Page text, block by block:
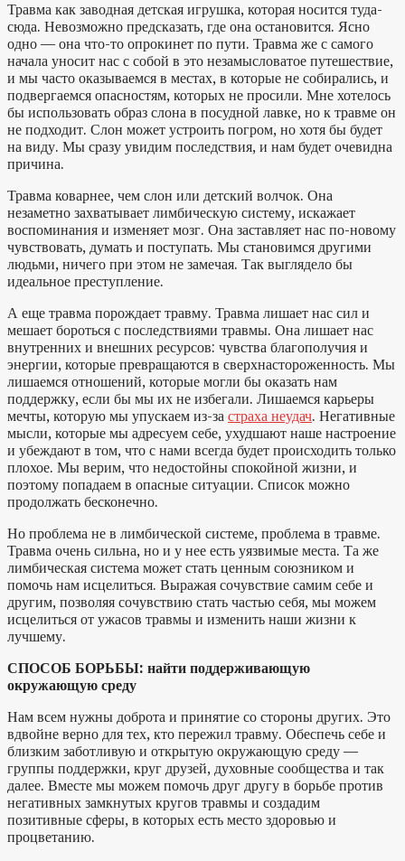
Травма как заводная детская игрушка, которая носится туда-
сюда. Невозможно предсказать, где она остановится. Ясно
одно — она что-то опрокинет по пути. Травма же с самого
начала уносит нас с собой в это незамысловатое путешествие,
и мы часто оказываемся в местах, в которые не собирались, и
подвергаемся опасностям, которых не просили. Мне хотелось
бы использовать образ слона в посудной лавке, но к травме он
не подходит. Слон может устроить погром, но хотя бы будет
на виду. Мы сразу увидим последствия, и нам будет очевидна
причина.
Травма коварнее, чем слон или детский волчок. Она
незаметно захватывает лимбическую систему, искажает
воспоминания и изменяет мозг. Она заставляет нас по-новому
чувствовать, думать и поступать. Мы становимся другими
людьми, ничего при этом не замечая. Так выглядело бы
идеальное преступление.
А еще травма порождает травму. Травма лишает нас сил и
мешает бороться с последствиями травмы. Она лишает нас
внутренних и внешних ресурсов: чувства благополучия и
энергии, которые превращаются в сверхнастороженность. Мы
лишаемся отношений, которые могли бы оказать нам
поддержку, если бы мы их не избегали. Лишаемся карьеры
мечты, которую мы упускаем из-за страха неудач. Негативные
мысли, которые мы адресуем себе, ухудшают наше настроение
и убеждают в том, что с нами всегда будет происходить только
плохое. Мы верим, что недостойны спокойной жизни, и
поэтому попадаем в опасные ситуации. Список можно
продолжать бесконечно.
Но проблема не в лимбической системе, проблема в травме.
Травма очень сильна, но и у нее есть уязвимые места. Та же
лимбическая система может стать ценным союзником и
помочь нам исцелиться. Выражая сочувствие самим себе и
другим, позволяя сочувствию стать частью себя, мы можем
исцелиться от ужасов травмы и изменить наши жизни к
лучшему.
СПОСОБ БОРЬБЫ: найти поддерживающую
окружающую среду
Нам всем нужны доброта и принятие со стороны других. Это
вдвойне верно для тех, кто пережил травму. Обеспечь себе и
близким заботливую и открытую окружающую среду —
группы поддержки, круг друзей, духовные сообщества и так
далее. Вместе мы можем помочь друг другу в борьбе против
негативных замкнутых кругов травмы и создадим
позитивные сферы, в которых есть место здоровью и
процветанию.